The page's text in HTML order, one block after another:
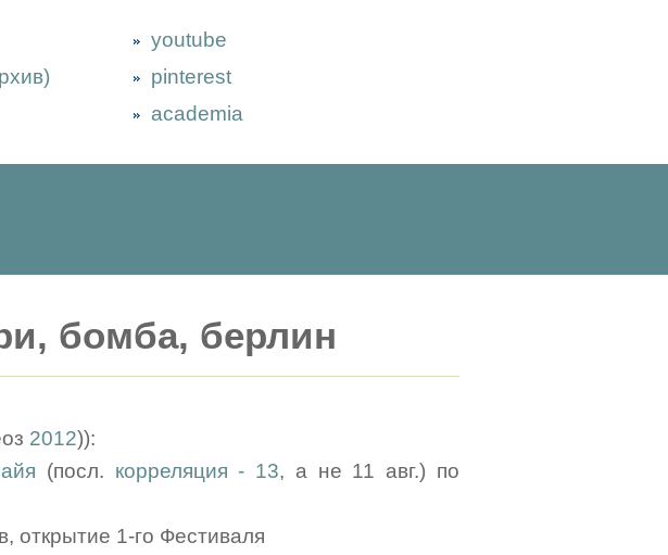
youtube
pinterest
academia
бомба, берлин
2012)):
(посл. корреляция - 13, а не 11 авг.) по
открытие 1-го Фестиваля